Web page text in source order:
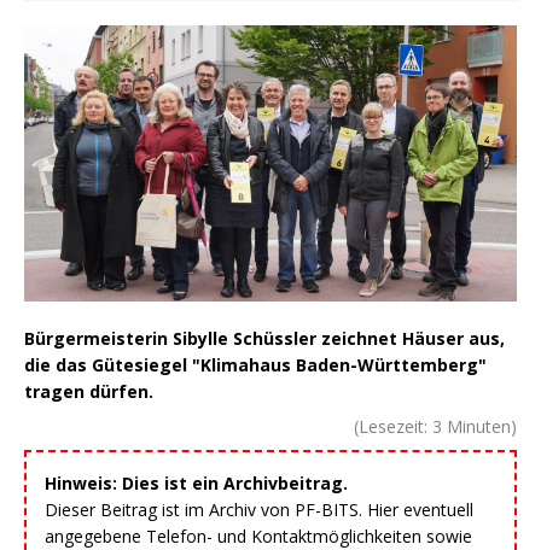
Bürgermeisterin Sibylle Schüssler zeichnet Häuser aus,
die das Gütesiegel "Klimahaus Baden-Württemberg"
tragen dürfen.
(Lesezeit: 3 Minuten)
Hinweis: Dies ist ein Archivbeitrag.
Dieser Beitrag ist im Archiv von PF-BITS. Hier eventuell
angegebene Telefon- und Kontaktmöglichkeiten sowie